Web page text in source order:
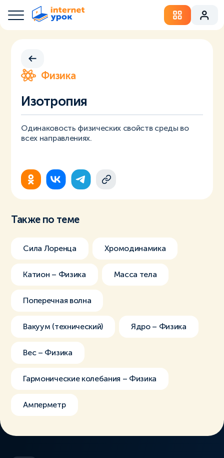
Физика
Изотропия
Одинаковость физических свойств среды во
всех направлениях.
Также по теме
Сила Лоренца Хромодинамика
Катион – Физика Масса тела
Поперечная волна
Вакуум (технический) Ядро – Физика
Вес – Физика
Гармонические колебания – Физика
Амперметр